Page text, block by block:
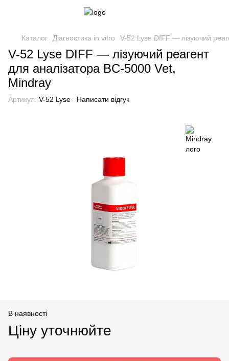
Каталог Діагностика in vitro V-52 Lyse DIFF — лізуючий
V-52 Lyse DIFF — лізуючий реагент
для аналізатора BC-5000 Vet,
Mindray
Артикул: V-52 Lyse Написати відгук
В наявності
Ціну уточнюйте